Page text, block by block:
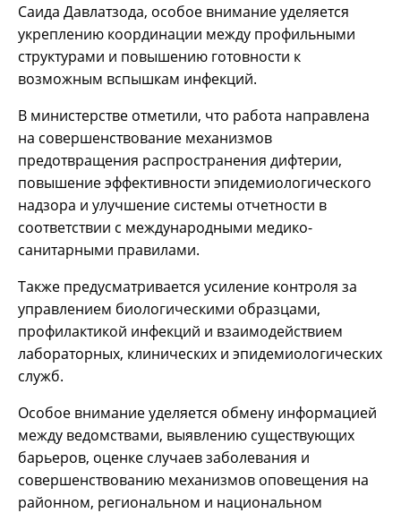
Саида Давлатзода, особое внимание уделяется
укреплению координации между профильными
структурами и повышению готовности к
возможным вспышкам инфекций.
В министерстве отметили, что работа направлена
на совершенствование механизмов
предотвращения распространения дифтерии,
повышение эффективности эпидемиологического
надзора и улучшение системы отчетности в
соответствии с международными медико-
санитарными правилами.
Также предусматривается усиление контроля за
управлением биологическими образцами,
профилактикой инфекций и взаимодействием
лабораторных, клинических и эпидемиологических
служб.
Особое внимание уделяется обмену информацией
между ведомствами, выявлению существующих
барьеров, оценке случаев заболевания и
совершенствованию механизмов оповещения на
районном, региональном и национальном